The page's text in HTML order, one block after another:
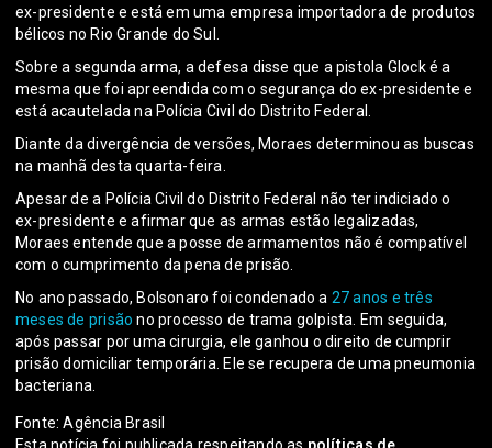
ex-presidente e está em uma empresa importadora de produtos
bélicos no Rio Grande do Sul.
Sobre a segunda arma, a defesa disse que a pistola Glock é a
mesma que foi apreendida com o segurança do ex-presidente e
está acautelada na Polícia Civil do Distrito Federal.
Diante da divergência de versões, Moraes determinou as buscas
na manhã desta quarta-feira.
Apesar de a Polícia Civil do Distrito Federal não ter indiciado o
ex-presidente e afirmar que as armas estão legalizadas,
Moraes entende que a posse de armamentos não é compatível
com o cumprimento da pena de prisão.
No ano passado, Bolsonaro foi condenado a 27 anos e três
meses de prisão no processo de trama golpista. Em seguida,
após passar por uma cirurgia, ele ganhou o direito de cumprir
prisão domiciliar temporária. Ele se recupera de uma pneumonia
bacteriana.
Fonte: Agência Brasil
Esta notícia foi publicada respeitando as políticas de